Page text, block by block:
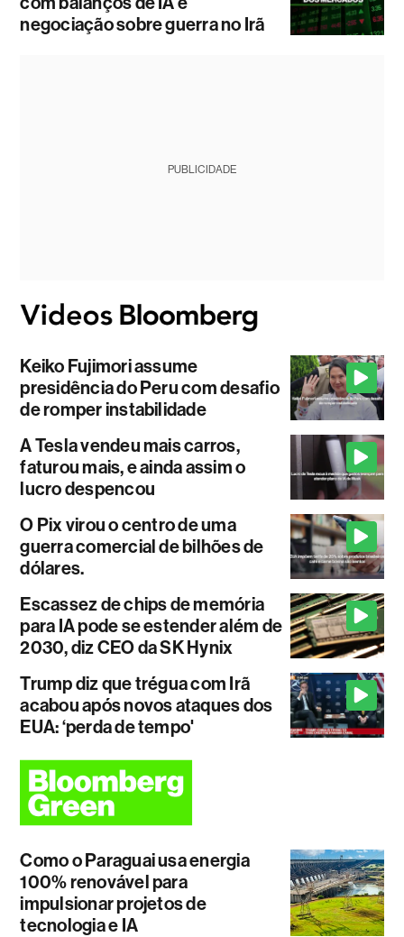
negociação sobre guerra no Irã
PUBLICIDADE
Keiko Fujimori assume
presidência do Peru com desafio
de romper instabilidade
A Tesla vendeu mais carros,
faturou mais, e ainda assim o
lucro despencou
O Pix virou o centro de uma
guerra comercial de bilhões de
dólares.
Escassez de chips de memória
para IA pode se estender além de
2030, diz CEO da SK Hynix
Trump diz que trégua com Irã
acabou após novos ataques dos
EUA: ‘perda de tempo'
Como o Paraguai usa energia
100% renovável para
impulsionar projetos de
tecnologia e IA